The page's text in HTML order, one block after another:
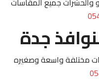
جدة
مختلفة واسعة وصغيره